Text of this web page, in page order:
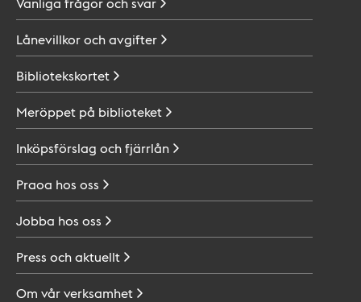
Lånevillkor ochavgifter
Bibliotekskortet
Meröppet på biblioteket
Inköpsförslag ochfjärrlån
Praoa hos oss
Jobba hos oss
Press ochaktuellt
Om vårverksamhet